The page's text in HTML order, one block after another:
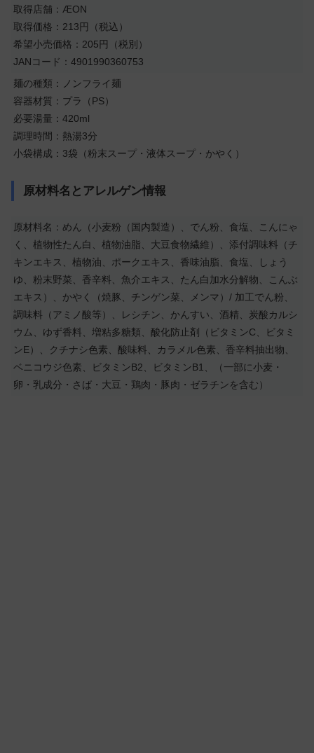
取得店舗：ÆON
取得価格：213円（税込）
希望小売価格：205円（税別）
JANコード：4901990360753
麺の種類：ノンフライ麺
容器材質：プラ（PS）
必要湯量：420ml
調理時間：熱湯3分
小袋構成：3袋（粉末スープ・液体スープ・かやく）
原材料名とアレルゲン情報
原材料名：めん（小麦粉（国内製造）、でん粉、食塩、こんにゃ
く、植物性たん白、植物油脂、大豆食物繊維）、添付調味料（チ
キンエキス、植物油、ポークエキス、香味油脂、食塩、しょう
ゆ、粉末野菜、香辛料、魚介エキス、たん白加水分解物、こんぶ
エキス）、かやく（焼豚、チンゲン菜、メンマ）/ 加工でん粉、
調味料（アミノ酸等）、レシチン、かんすい、酒精、炭酸カルシ
ウム、ゆず香料、増粘多糖類、酸化防止剤（ビタミンC、ビタミ
ンE）、クチナシ色素、酸味料、カラメル色素、香辛料抽出物、
ベニコウジ色素、ビタミンB2、ビタミンB1、（一部に小麦・
卵・乳成分・さば・大豆・鶏肉・豚肉・ゼラチンを含む）